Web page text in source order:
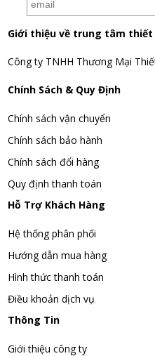
Giới thiệu về trung tâm thiết
Công ty TNHH Thương Mại
Chính Sách & Quy Định
Chính sách vận chuyển
Chính sách bảo hành
Chính sách đổi hàng
Quy định thanh toán
Hỗ Trợ Khách Hàng
Hệ thống phân phối
Hướng dẫn mua hàng
Hình thức thanh toán
Điều khoản dịch vụ
Thông Tin
Giới thiệu công ty